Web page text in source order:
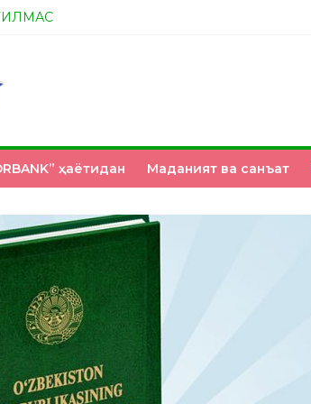
ҳаётидан Маданият ва санъат